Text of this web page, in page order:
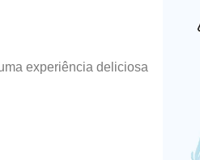
experiência deliciosa